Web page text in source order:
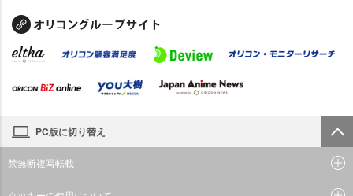
PC版に切り替え
禁無断複写転載